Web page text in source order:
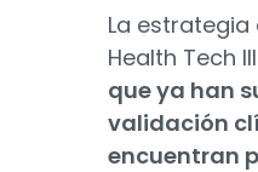
La estrategia
Health Tech
que ya han
validación
encuentran